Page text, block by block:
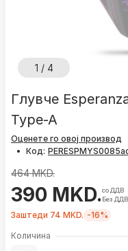
1 / 4
Глувче
Type-A
Оценете го овој производ
• Код:
464 MKD.
390 MKD.со ДДВ
Без ДДВ
Заштеди 74 MKD. -16%
Количина